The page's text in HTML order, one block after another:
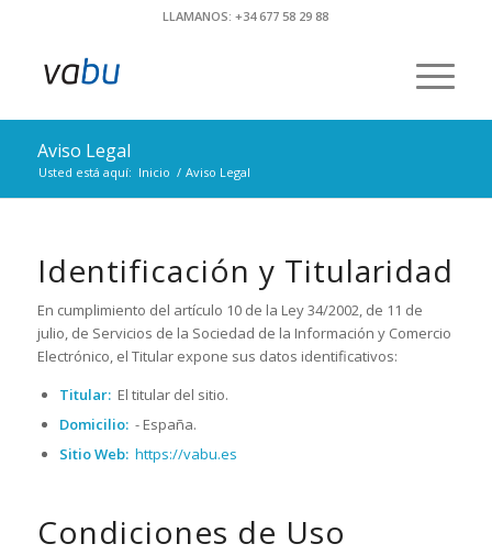
LLAMANOS: +34 677 58 29 88
Aviso Legal
Usted está aquí: Inicio / Aviso Legal
Identificación y Titularidad
En cumplimiento del artículo 10 de la Ley 34/2002, de 11 de
julio, de Servicios de la Sociedad de la Información y Comercio
Electrónico, el Titular expone sus datos identificativos:
Titular:El titular del sitio.
Domicilio:- España.
Sitio Web: https://vabu.es
Condiciones de Uso